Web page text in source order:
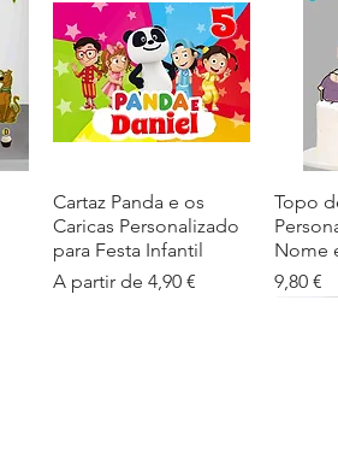
Visualização rápida
Cartaz Panda e os
Caricas Personalizado
para Festa Infantil
A partir de 4,90 €
Preço promocional
Topo
Nome
Preço
9,80 €